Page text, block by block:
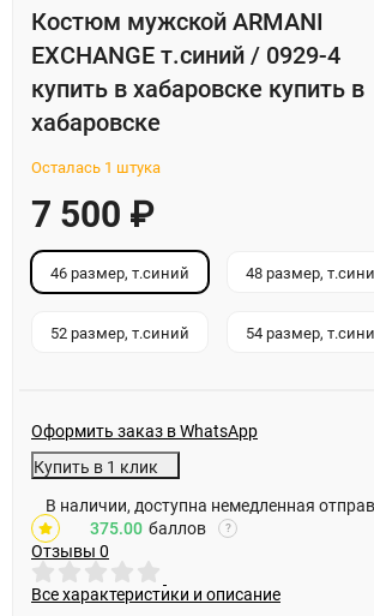
Костюм мужской ARMANI
EXCHANGE т.синий / 0929-4
купить в хабаровске купить в
хабаровске
Осталась 1 штука
7 500 ₽
46 размер, т.синий 48 размер,
52 размер, т.синий 54 размер,
Оформить заказ в WhatsApp
Купить в 1 клик
В наличии, доступна немедленная
375.00 баллов ?
Отзывы 0
Все характеристики и описание